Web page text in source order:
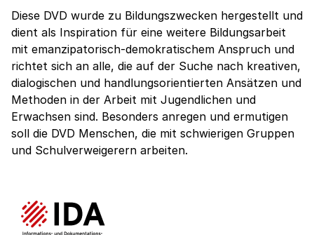
Diese DVD wurde zu Bildungszwecken hergestellt und
dient als Inspiration für eine weitere Bildungsarbeit
mit emanzipatorisch-demokratischem Anspruch und
richtet sich an alle, die auf der Suche nach kreativen,
dialogischen und handlungsorientierten Ansätzen und
Methoden in der Arbeit mit Jugendlichen und
Erwachsen sind. Besonders anregen und ermutigen
soll die DVD Menschen, die mit schwierigen Gruppen
und Schulverweigerern arbeiten.